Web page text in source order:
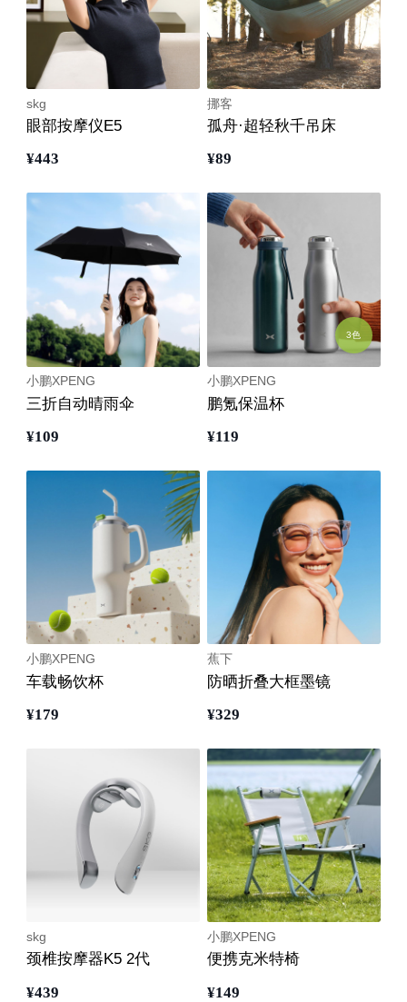
skg
眼部按摩仪E5
¥443
挪客
孤舟·超轻秋千吊床
¥89
小鹏XPENG
三折自动晴雨伞
¥109
3色
小鹏XPENG
鹏氪保温杯
¥119
小鹏XPENG
车载畅饮杯
¥179
蕉下
防晒折叠大框墨镜
¥329
skg
颈椎按摩器K5 2代
¥439
小鹏XPENG
便携克米特椅
¥149